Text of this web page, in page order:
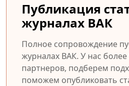
Публикация
журналах ВАК
Полное сопровождение
журналах ВАК. У нас
партнеров, подберем
поможем опубликовать